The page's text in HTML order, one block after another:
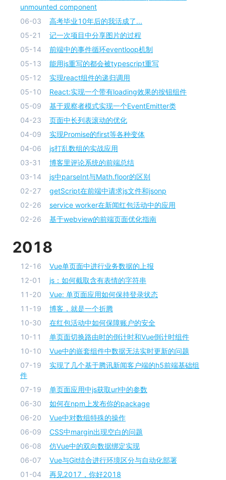
unmounted component
06-03
高考毕业10年后的我活成了...
05-21
记一次项目中分享图片的过程
05-14
前端中的事件循环eventloop机制
05-13
能用js重写的都会被typescript重写
05-12
实现react组件的递归调用
05-10
React:实现一个带有loading效果的按钮组件
05-09
基于观察者模式实现一个EventEmitter类
04-23
页面中长列表滚动的优化
04-09
实现Promise的first等各种变体
04-06
js打乱数组的实战应用
03-31
博客里评论系统的前端总结
03-14
js中parseInt与Math.floor的区别
02-27
getScript在前端中请求js文件和jsonp
02-26
service worker在新闻红包活动中的应用
02-26
基于webview的前端页面优化指南
2018
12-16
Vue单页面中进行业务数据的上报
12-01
js：如何截取含有表情的字符串
11-20
Vue: 单页面应用如何保持登录状态
11-19
博客，就是一个折腾
10-30
在红包活动中如何保障账户的安全
10-11
单页面切换路由时的倒计时和Vue倒计时组件
10-10
Vue中的嵌套组件中数据无法实时更新的问题
07-19
实现了几个基于腾讯新闻客户端的h5前端基础组
件
07-19
单页面应用中js获取url中的参数
06-30
如何在npm上发布你的package
06-20
Vue中对数组特殊的操作
06-09
CSS中margin出现空白的问题
06-08
仿Vue中的双向数据绑定实现
06-07
Vue与Git结合进行环境区分与自动化部署
01-04
再见2017，你好2018